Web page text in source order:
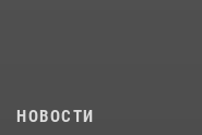
НОВОСТИ